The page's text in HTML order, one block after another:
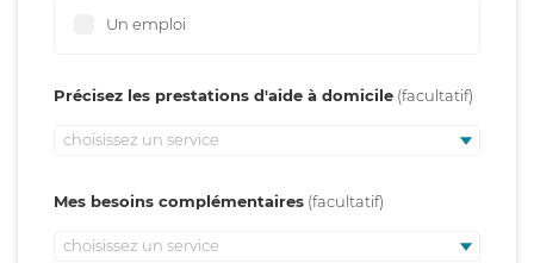
Un emploi
Précisez les prestations d'aide à domicile
choisissez un service
Mes besoins complémentaires
choisissez un service